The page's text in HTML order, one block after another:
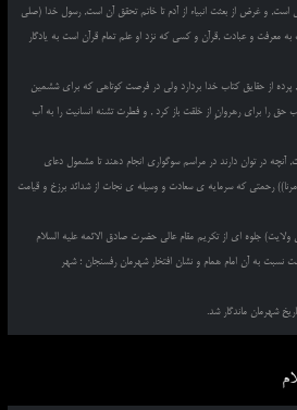
و غرض از بعثت انبیاء از آدم تا خاتم تحقق آن است, رسول خدا (صلی
به معرفت و عبادت ,قرآن و کسی که نزد او علم تمام قرآن است به یادگار
از حقایق کتاب خدا بردارد ولی در فرصت کوتاهی که برای ششمین
را برای رهروانِ از خلقت باز کرد , و فطرت تشنه انسانیت را به آب
در توان دارند در مراسم سوگواری انجام دهند تا مشمول دعای
رحمتی که سرمایه ی سعادت و وسیله ی نجات از شدائد برزخ و قیامت
جلوه ای از تکریم مقام عالی حضرت صادق الائمه علیه السلام
نسبت به آن امام همام و نشان افتخار شهرمان رفسنجان ؛ شهر
شهرمان ماندگار شد.